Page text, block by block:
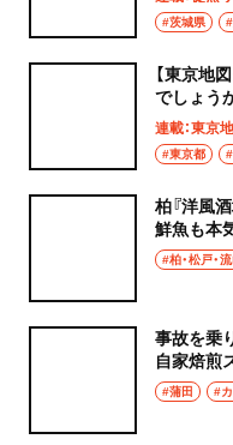
#茨城県
【東京地
でしょう
連載：東京
#東京都
柏『洋風
鮮魚も本
たい夜
#柏・松戸・
事故を乗
自家焙煎
#蒲田 #